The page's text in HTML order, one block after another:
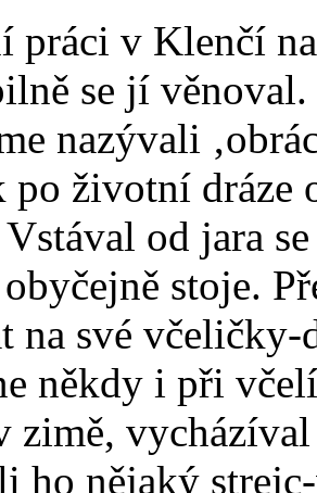
práci v Klenčí
se jí
nazývali
životní dráze
od jara
stoje.
na své
někdy i při
zimě,
ho nějaký